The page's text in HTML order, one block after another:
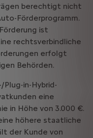
berechtigt nicht
Förderprogramm.
ist
rechtsverbindliche
erfolgt
Behörden.
Plug-in-Hybrid-
eine
in Höhe von 3.000 €.
höhere staatliche
der Kunde von